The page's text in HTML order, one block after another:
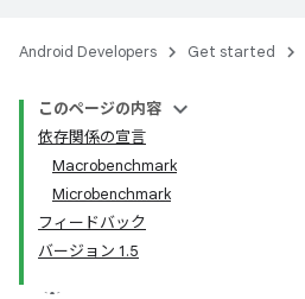
Android Developers Get started
このページの内容
依存関係の宣言
Macrobenchmark
Microbenchmark
フィードバック
バージョン 1.5